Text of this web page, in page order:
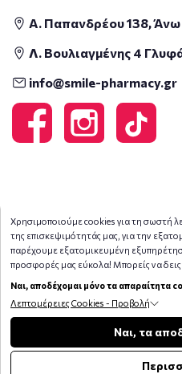
Χρησιμοποιούμε cookies για τη σωστή
της επισκεψιμότητάς μας, για την
παρέχουμε εξατομικευμένη
προσφορές μας εύκολα! Μπορείς να δεις
Ναι, αποδέχομαι μόνο τα απαραίτητα
Λεπτομέρειες Cookies - Προβολή
Ναι, τα
Α. Παπανδρέου 138,
Λ. Βουλιαγμένης 4
info@smile-pharmacy.gr
Copyright © 2026